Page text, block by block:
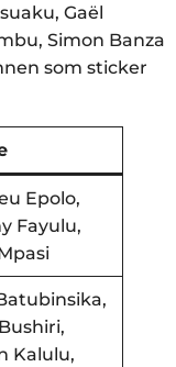
Gaël
Simon Banza
som sticker
Epolo,
Fayulu,
Kalulu,